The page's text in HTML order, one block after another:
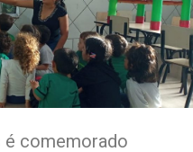
é comemorado